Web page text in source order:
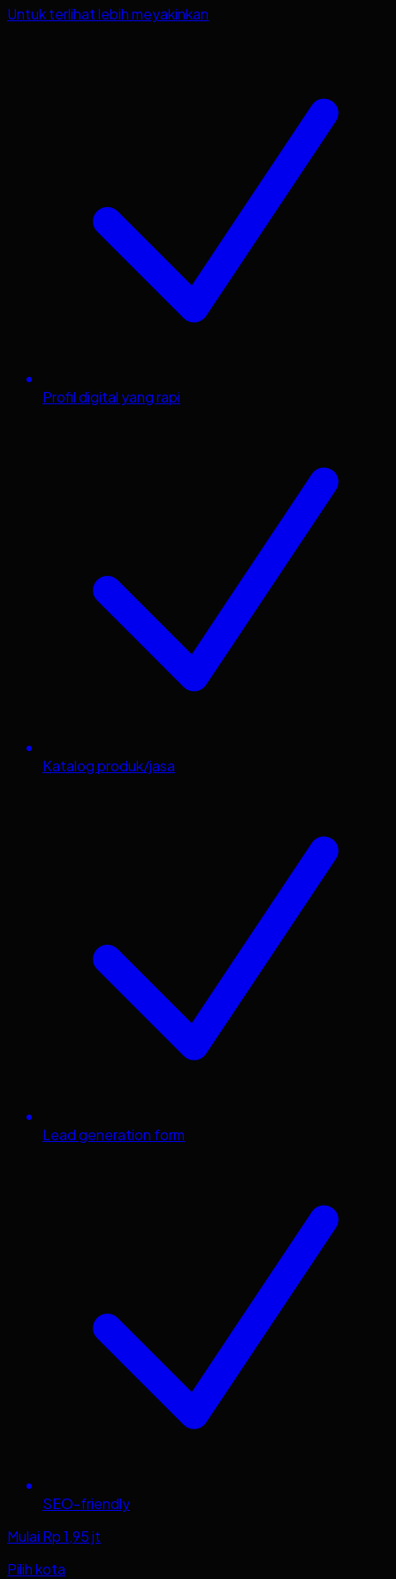
Untuk terlihat lebih meyakinkan
Profil digital yang rapi
Katalog produk/jasa
Lead generation form
SEO-friendly
Mulai Rp 1,95 jt
Pilih kota